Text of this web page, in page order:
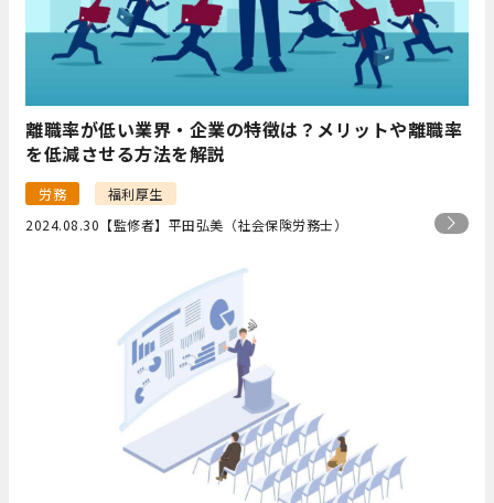
離職率が低い業界・企業の特徴は？メリットや離職率
を低減させる方法を解説
労務
福利厚生
2024.08.30 【監修者】平田弘美（社会保険労務士）